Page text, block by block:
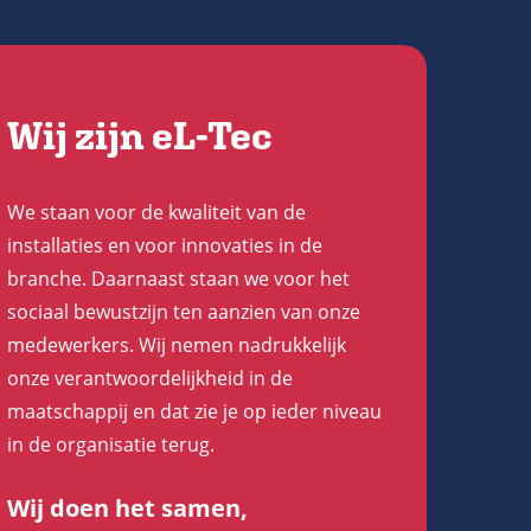
Wij zijn eL-Tec
We staan voor de kwaliteit van de
installaties en voor innovaties in de
branche. Daarnaast staan we voor het
sociaal bewustzijn ten aanzien van onze
medewerkers. Wij nemen nadrukkelijk
onze verantwoordelijkheid in de
maatschappij en dat zie je op ieder niveau
in de organisatie terug.
Wij doen het samen,